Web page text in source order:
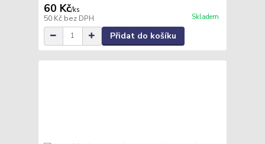
60 Kč/ks
50 Kč bez DPH Skladem
Přidat do košíku